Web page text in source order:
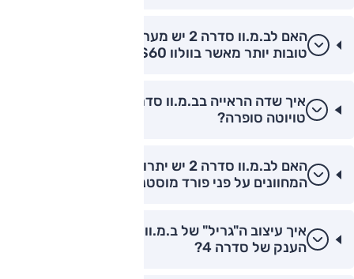
האם לב.מ.וו סדרה 2 יש מערכות בטיחות אקטיביות
טובות יותר מאשר בוולוו S60?
טויוטה סופרה?
האם לב.מ.וו סדרה 2 יש יתרון טכנולוגי בלוח
המחוונים על פני פורד מוסטנג?
הענק של סדרה 4?